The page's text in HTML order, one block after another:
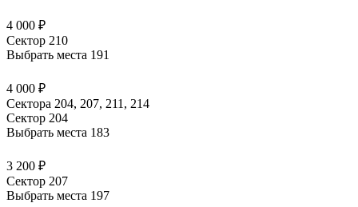
4 000 ₽
Сектор 210
Выбрать места 191
4 000 ₽
Сектора 204, 207, 211, 214
Сектор 204
Выбрать места 183
3 200 ₽
Сектор 207
Выбрать места 197